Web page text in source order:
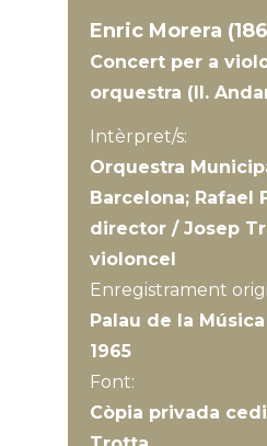
Enric Morera
Concert per a
orquestra (II.
Intèrpret/s:
Orquestra
Barcelona; Rafael
director / Josep
violoncel
Enregistrament
Palau de la
1965
Font:
Còpia privada